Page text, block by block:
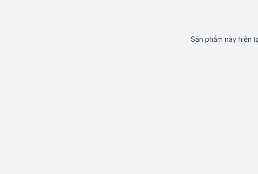
Sản phẩm này hiện